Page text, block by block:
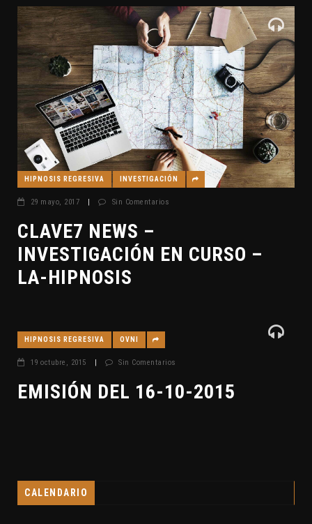
HIPNOSIS REGRESIVA INVESTIGACIÓN
29 mayo, 2017 | Sin Comentarios
CLAVE7 NEWS –
INVESTIGACIÓN EN CURSO –
LA-HIPNOSIS
HIPNOSIS REGRESIVA OVNI
19 octubre, 2015 | Sin Comentarios
EMISIÓN DEL 16-10-2015
CALENDARIO